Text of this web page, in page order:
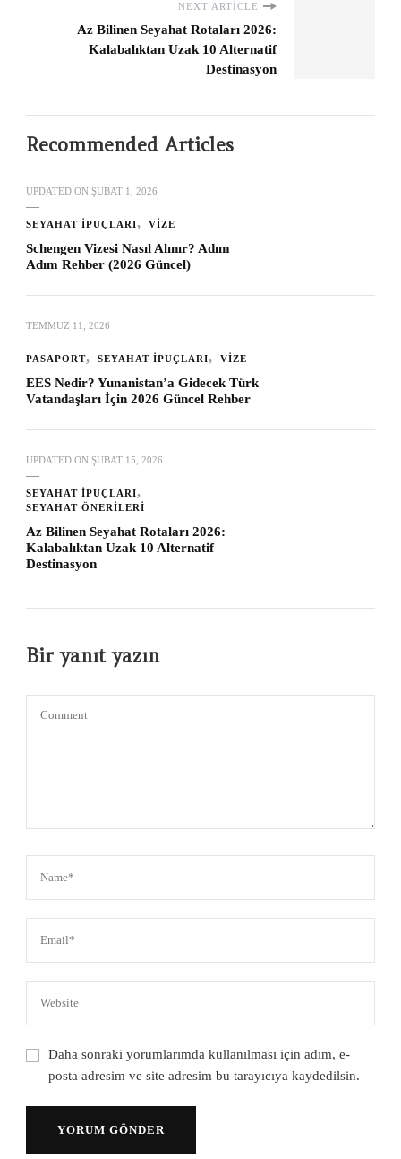
NEXT ARTICLE
Az Bilinen Seyahat Rotaları 2026:
Kalabalıktan Uzak 10 Alternatif
Destinasyon
Recommended Articles
UPDATED ON ŞUBAT 1, 2026
SEYAHAT İPUÇLARI VIZE
Schengen Vizesi Nasıl Alınır? Adım
Adım Rehber (2026 Güncel)
TEMMUZ 11, 2026
PASAPORT SEYAHAT İPUÇLARI VIZE
EES Nedir? Yunanistan’a Gidecek Türk
Vatandaşları İçin 2026 Güncel Rehber
UPDATED ON ŞUBAT 15, 2026
SEYAHAT İPUÇLARI
SEYAHAT ÖNERILERI
Az Bilinen Seyahat Rotaları 2026:
Kalabalıktan Uzak 10 Alternatif
Destinasyon
Bir yanıt yazın
Daha sonraki yorumlarımda kullanılması için adım, e-
posta adresim ve site adresim bu tarayıcıya kaydedilsin.